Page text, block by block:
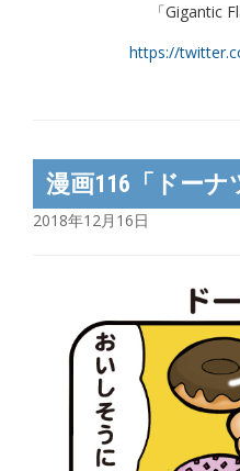
「Gigantic
https://
漫画116「ドーナ
2018年12月16日